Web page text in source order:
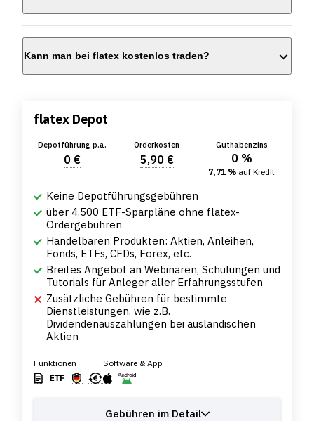
Kann man bei flatex kostenlos traden?
flatex Depot
Depotführung p.a.
0 €
Orderkosten
5,90 €
Guthabenzins
0 %
7,71 % auf Kredit
Keine Depotführungsgebühren
über 4.500 ETF-Sparpläne ohne flatex-
Ordergebühren
Handelbaren Produkten: Aktien, Anleihen,
Fonds, ETFs, CFDs, Forex, etc.
Breites Angebot an Webinaren, Schulungen und
Tutorials für Anleger aller Erfahrungsstufen
Zusätzliche Gebühren für bestimmte
Dienstleistungen, wie z.B.
Dividendenauszahlungen bei ausländischen
Aktien
Funktionen Software & App
Gebühren im Detail